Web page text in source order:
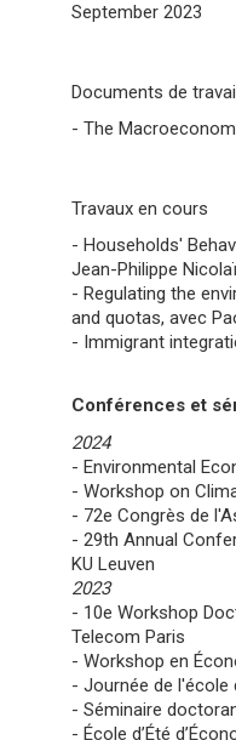
September 2023
Documents de
- The
Travaux en cours
- Households'
Jean-Philippe Nicolaï
- Regulating the
and quotas, avec
- Immigrant
Conférences et
2024
- Environmental
- Workshop on
- 72e Congrès de
- 29th Annual
KU Leuven
2023
- 10e Workshop
Telecom Paris
- Workshop en
- Journée de l'école
- Séminaire
- École d’Été